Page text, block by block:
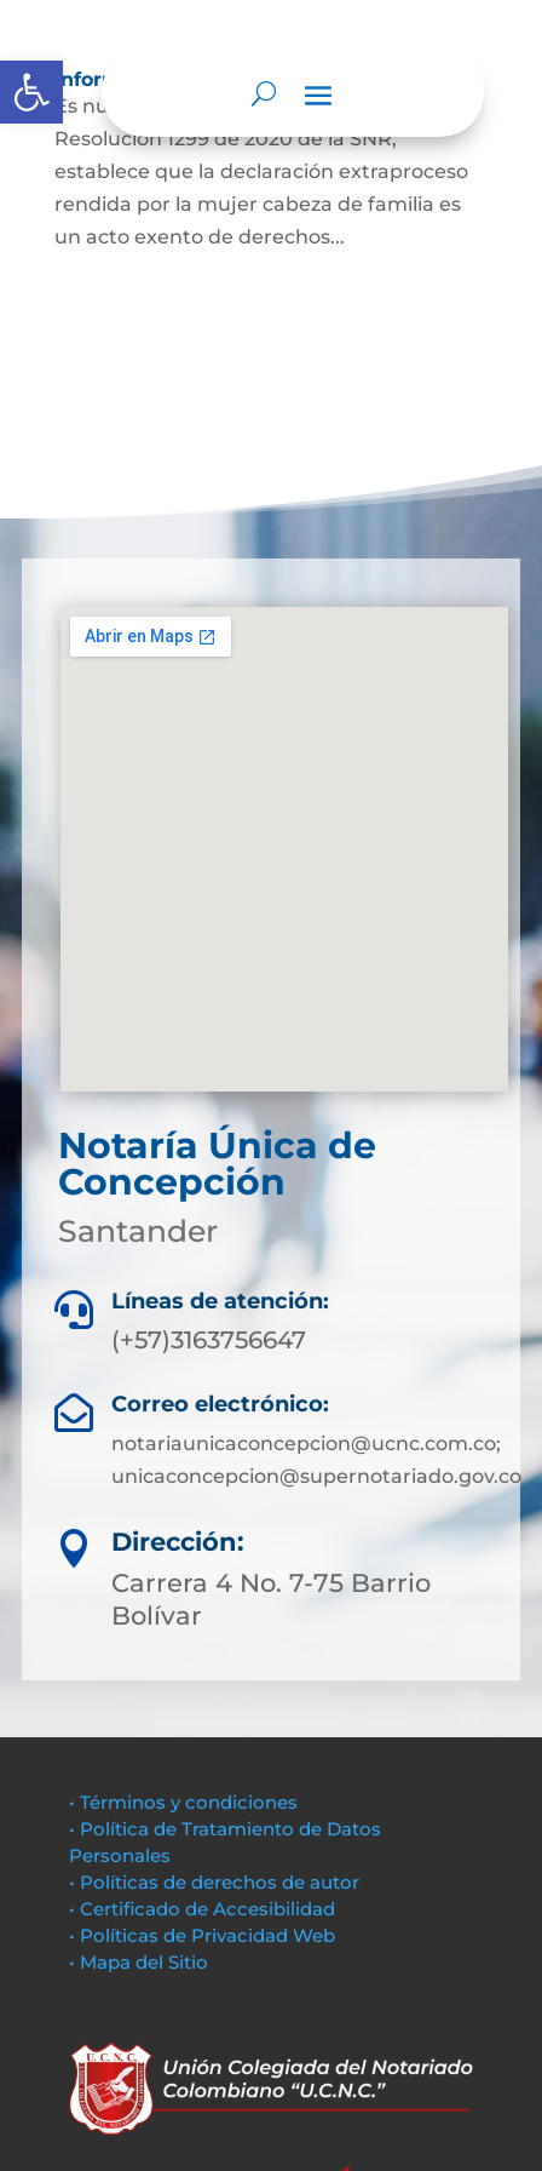
Abrir barra de herramientas
Información para Mujeres.
Es nuestro deber informar que La
Resolución 1299 de 2020 de la SNR,
establece que la declaración extraproceso
rendida por la mujer cabeza de familia es
un acto exento de derechos...
Notaría Única de
Concepción
Santander
 Líneas de atención:
(+57)3163756647
 Correo electrónico:
notariaunicaconcepcion@ucnc.com.co;
unicaconcepcion@supernotariado.gov.co

Dirección:
Carrera 4 No. 7-75 Barrio
Bolívar
• Términos y condiciones
• Política de Tratamiento de Datos
Personales
• Políticas de derechos de autor
• Certificado de Accesibilidad
• Políticas de Privacidad Web
• Mapa del Sitio